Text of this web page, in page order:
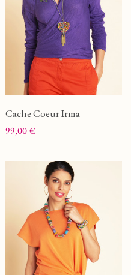
Cache Coeur Irma
Prix
99,00 €